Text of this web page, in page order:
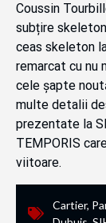
Coussin
subțire
ceas skeleton
remarcat cu nu
cele șapte
multe detalii
prezentate la
TEMPORIS
viitoare.
Cartier,